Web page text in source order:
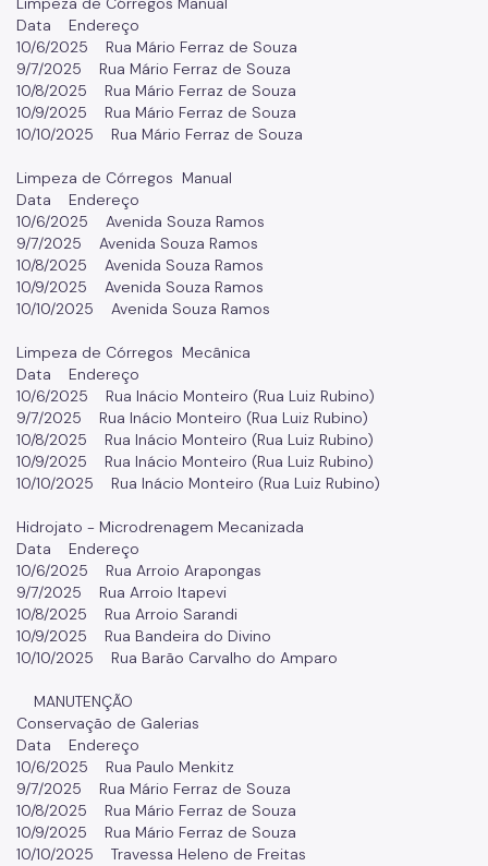
Data Endereço
10/6/2025 Rua Mário Ferraz de Souza
9/7/2025 Rua Mário Ferraz de Souza
10/8/2025 Rua Mário Ferraz de Souza
10/9/2025 Rua Mário Ferraz de Souza
10/10/2025 Rua Mário Ferraz de Souza
Limpeza de Córregos Manual
Data Endereço
10/6/2025 Avenida Souza Ramos
9/7/2025 Avenida Souza Ramos
10/8/2025 Avenida Souza Ramos
10/9/2025 Avenida Souza Ramos
10/10/2025 Avenida Souza Ramos
Limpeza de Córregos Mecânica
Data Endereço
10/6/2025 Rua Inácio Monteiro (Rua Luiz Rubino)
9/7/2025 Rua Inácio Monteiro (Rua Luiz Rubino)
10/8/2025 Rua Inácio Monteiro (Rua Luiz Rubino)
10/9/2025 Rua Inácio Monteiro (Rua Luiz Rubino)
10/10/2025 Rua Inácio Monteiro (Rua Luiz Rubino)
Hidrojato - Microdrenagem Mecanizada
Data Endereço
10/6/2025 Rua Arroio Arapongas
9/7/2025 Rua Arroio Itapevi
10/8/2025 Rua Arroio Sarandi
10/9/2025 Rua Bandeira do Divino
10/10/2025 Rua Barão Carvalho do Amparo
MANUTENÇÃO
Conservação de Galerias
Data Endereço
10/6/2025 Rua Paulo Menkitz
9/7/2025 Rua Mário Ferraz de Souza
10/8/2025 Rua Mário Ferraz de Souza
10/9/2025 Rua Mário Ferraz de Souza
10/10/2025 Travessa Heleno de Freitas